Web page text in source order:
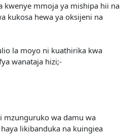
kwenye mmoja ya mishipa hii na
kukosa hewa ya oksijeni na
la moyo ni kuathirika kwa
wanataja hizi;-
mzunguruko wa damu wa
likibanduka na kuingiea